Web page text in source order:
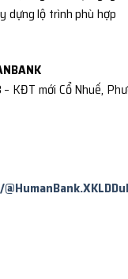
dựng lộ trình phù hợp
KĐT mới Cổ Nhuế,